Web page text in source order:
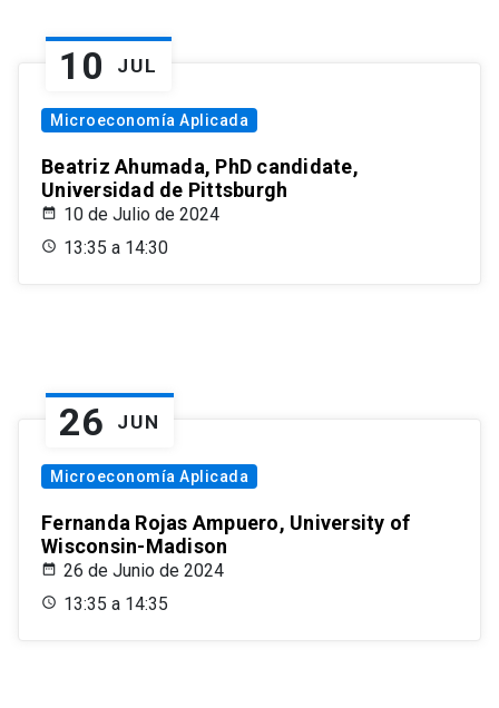
10 JUL
Microeconomía Aplicada
Beatriz Ahumada, PhD candidate,
Universidad de Pittsburgh
10 de Julio de 2024
13:35 a 14:30
26 JUN
Microeconomía Aplicada
Fernanda Rojas Ampuero, University of
Wisconsin-Madison
26 de Junio de 2024
13:35 a 14:35